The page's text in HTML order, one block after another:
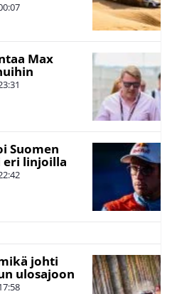
Max
Suomen
eri linjoilla
johti
ulosajoon